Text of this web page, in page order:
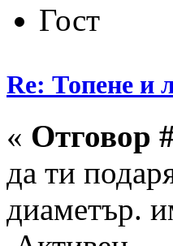
Гост
Re: Топене и
« Отговор
да ти
диаметър.